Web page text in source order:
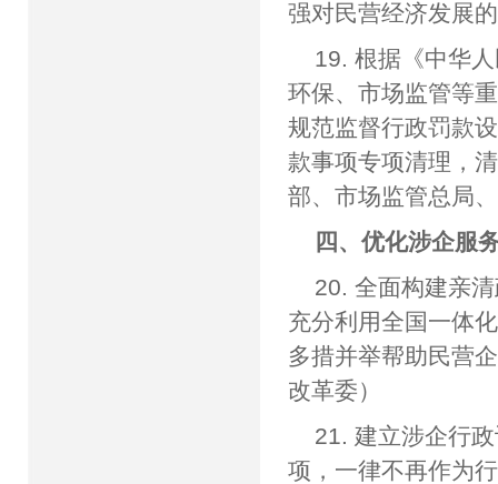
强对民营经济发展
19. 根据《中华
环保、市场监管等
规范监督行政罚款
款事项专项清理，
部、市场监管总局
四、优化涉企服
20. 全面构建亲
充分利用全国一体
多措并举帮助民营
改革委）
21. 建立涉企行
项，一律不再作为